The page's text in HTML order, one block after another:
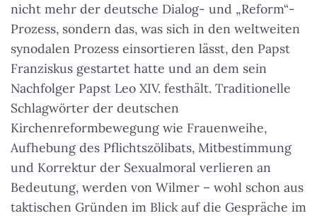
nicht mehr der deutsche Dialog- und „Reform“-
Prozess, sondern das, was sich in den weltweiten
synodalen Prozess einsortieren lässt, den Papst
Franziskus gestartet hatte und an dem sein
Nachfolger Papst Leo XIV. festhält. Traditionelle
Schlagwörter der deutschen
Kirchenreformbewegung wie Frauenweihe,
Aufhebung des Pflichtszölibats, Mitbestimmung
und Korrektur der Sexualmoral verlieren an
Bedeutung, werden von Wilmer – wohl schon aus
taktischen Gründen im Blick auf die Gespräche im